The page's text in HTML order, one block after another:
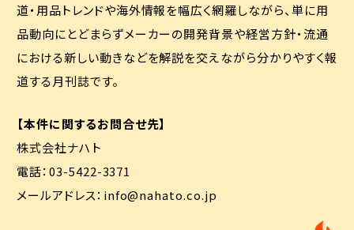
お問い合わせ
道・用品トレンドや海外情報を幅広く網羅しながら、単に用
品動向にとどまらずメーカーの開発背景や経営方針・流通
における新しい動きなどを解説を交えながら分かりやすく報
道する月刊誌です。
【本件に関するお問合せ先】
株式会社ナハト
電話：03-5422-3371
メールアドレス：info@nahato.co.jp